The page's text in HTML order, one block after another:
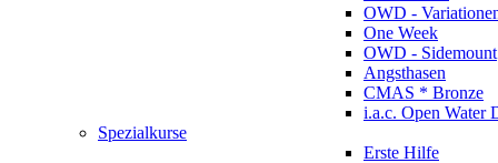
OWD -
One Week
OWD - Sidemount
Angsthasen
CMAS * Bronze
i.a.c. Open Water
Spezialkurse
Erste Hilfe